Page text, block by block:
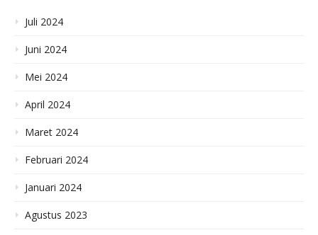
Juli 2024
Juni 2024
Mei 2024
April 2024
Maret 2024
Februari 2024
Januari 2024
Agustus 2023